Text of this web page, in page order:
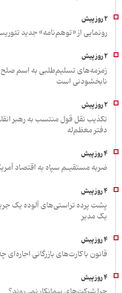
رونمایی از «توهم‌نامه» جدید
زمزمه‌های تسلیم‌طلبی به اسم
نابخشودنی است
تکذیب نقل قول منتسب به رهبر
دفتر معظم‌له
ضربه مستقیـم سپاه به اقتصاد
پشت پرده تراستی‌های آلوده یک
یک مدیر
قانون با کارت‌های بازرگانی اجاره‌ای